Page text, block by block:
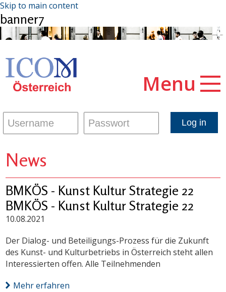
Skip to main content
banner7
Menu
News
BMKÖS - Kunst Kultur Strategie 22
BMKÖS - Kunst Kultur Strategie 22
10.08.2021
Der Dialog- und Beteiligungs-Prozess für die Zukunft
des Kunst- und Kulturbetriebs in Österreich steht allen
Interessierten offen. Alle Teilnehmenden
Mehr erfahren